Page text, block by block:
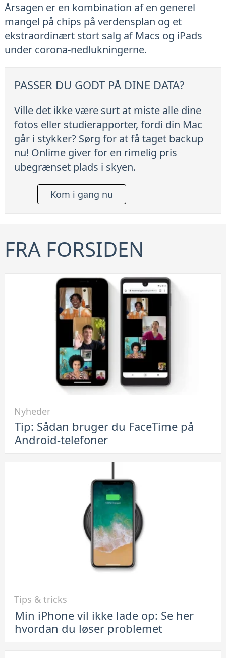
Årsagen er en kombination af en generel
mangel på chips på verdensplan og et
ekstraordinært stort salg af Macs og iPads
under corona-nedlukningerne.
PASSER DU GODT PÅ DINE DATA?
Ville det ikke være surt at miste alle dine
fotos eller studierapporter, fordi din Mac
går i stykker? Sørg for at få taget backup
nu! Onlime giver for en rimelig pris
ubegrænset plads i skyen.
Kom i gang nu
FRA FORSIDEN
Tip:
Sådan
Nyheder
Tip: Sådan bruger du FaceTime på
Android-telefoner
Min
iPhone
Tips & tricks
Min iPhone vil ikke lade op: Se her
hvordan du løser problemet